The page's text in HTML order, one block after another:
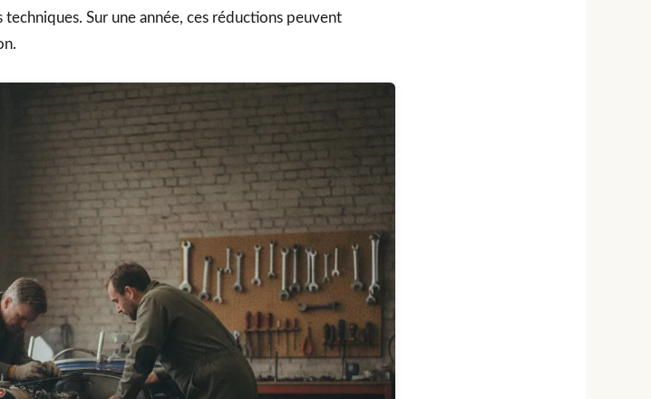
Sur une année, ces réductions peuvent